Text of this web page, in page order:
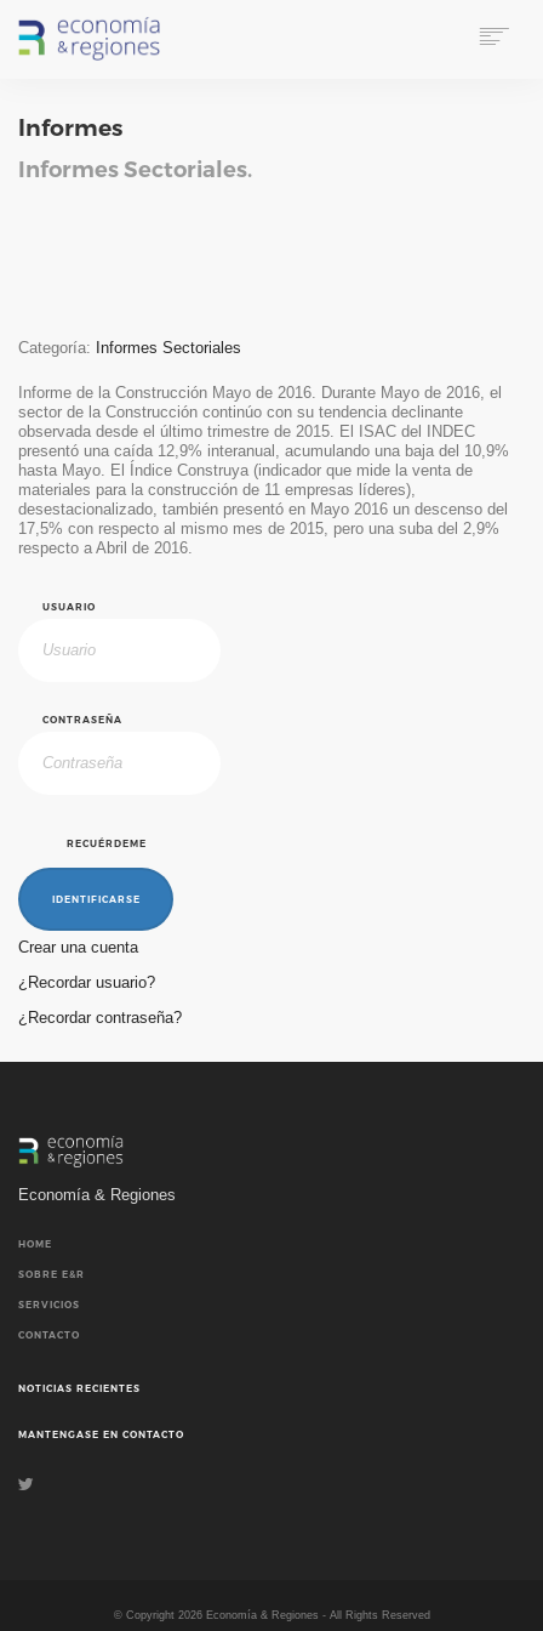
SOBRE E&R
Informes
Informes Sectoriales.
Categoría: Informes Sectoriales
Informe de la Construcción Mayo de 2016. Durante Mayo de 2016, el
sector de la Construcción continúo con su tendencia declinante
observada desde el último trimestre de 2015. El ISAC del INDEC
presentó una caída 12,9% interanual, acumulando una baja del 10,9%
hasta Mayo. El Índice Construya (indicador que mide la venta de
materiales para la construcción de 11 empresas líderes),
desestacionalizado, también presentó en Mayo 2016 un descenso del
17,5% con respecto al mismo mes de 2015, pero una suba del 2,9%
respecto a Abril de 2016.
USUARIO
CONTRASEÑA
RECUÉRDEME
IDENTIFICARSE
Crear una cuenta
¿Recordar usuario?
¿Recordar contraseña?
Economía & Regiones
HOME
SOBRE E&R
SERVICIOS
CONTACTO
NOTICIAS RECIENTES
MANTENGASE EN CONTACTO
© Copyright 2026Economía & Regiones - All Rights Reserved